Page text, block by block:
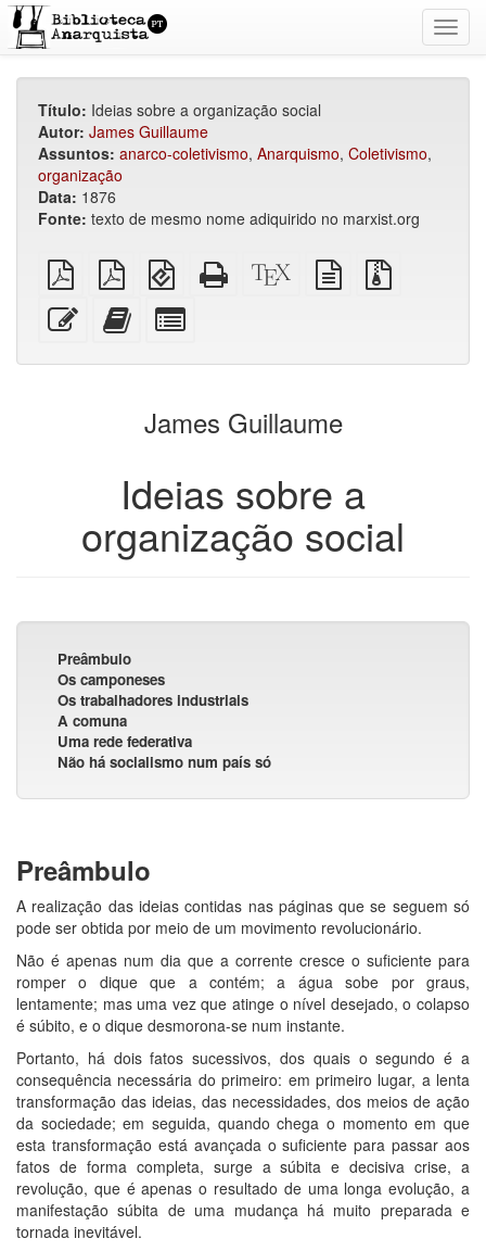
Título: Ideias sobre a organização social
Autor: James Guillaume
Assuntos: anarco-coletivismo, Anarquismo, Coletivismo,
organização
Data: 1876
Fonte: texto de mesmo nome adiquirido no marxist.org
PDF
simples
PDF
imposto
sobre
EPUB
(para
dispositivos
móveis)
HTML
puro
Código-
fonte
fonte
em
Editar
esse
Adicionar
este
ao
de
livros
para
bookbuilder
James Guillaume
Ideias sobre a
organização social
Preâmbulo
Os camponeses
Os trabalhadores industriais
A comuna
Uma rede federativa
Não há socialismo num país só
Preâmbulo
A realização das ideias contidas nas páginas que se seguem só
pode ser obtida por meio de um movimento revolucionário.
Não é apenas num dia que a corrente cresce o suficiente para
romper o dique que a contém; a água sobe por graus,
lentamente; mas uma vez que atinge o nível desejado, o colapso
é súbito, e o dique desmorona-se num instante.
Portanto, há dois fatos sucessivos, dos quais o segundo é a
consequência necessária do primeiro: em primeiro lugar, a lenta
transformação das ideias, das necessidades, dos meios de ação
da sociedade; em seguida, quando chega o momento em que
esta transformação está avançada o suficiente para passar aos
fatos de forma completa, surge a súbita e decisiva crise, a
revolução, que é apenas o resultado de uma longa evolução, a
manifestação súbita de uma mudança há muito preparada e
tornada inevitável.